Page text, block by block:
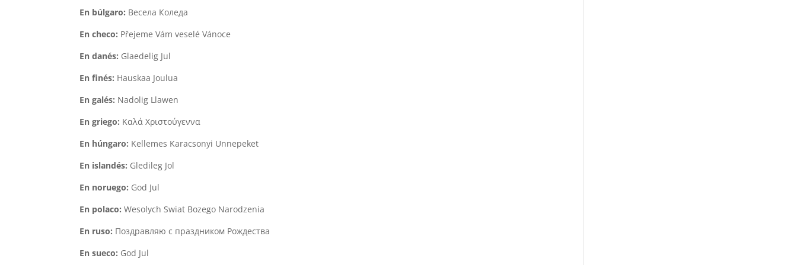
En búlgaro: Весела Коледа
En checo: Přejeme Vám veselé Vánoce
En danés: Glaedelig Jul
En finés: Hauskaa Joulua
En galés: Nadolig Llawen
En griego: Καλά Χριστούγεννα
En húngaro: Kellemes Karacsonyi Unnepeket
En islandés: Gledileg Jol
En noruego: God Jul
En polaco: Wesolych Swiat Bozego Narodzenia
En ruso: Поздравляю с праздником Рождества
En sueco: God Jul